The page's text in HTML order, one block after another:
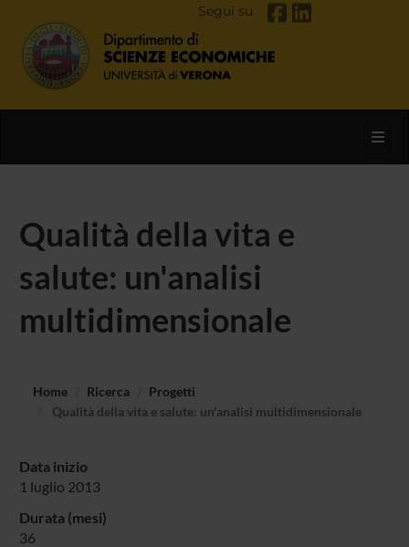
Segui su
Qualità della vita e
salute: un'analisi
multidimensionale
Home Ricerca
Progetti
Qualità della vita e salute: un'analisi multidimensionale
Data inizio
1 luglio 2013
Durata (mesi)
36